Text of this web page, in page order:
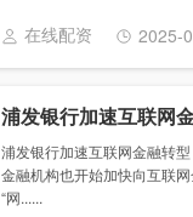
在线配资 2025-
浦发银行加速互联网
浦发银行加速互联网金融转
金融机构也开始加快向互联
“网......